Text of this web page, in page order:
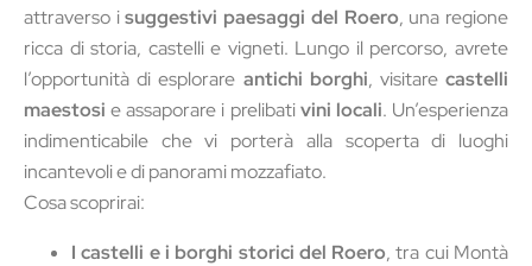
attraverso isuggestivi paesaggi del Roero, una regione
ricca di storia, castelli e vigneti. Lungo il percorso, avrete
l’opportunità di esplorare antichi borghi, visitarecastelli
maestosi e assaporare i prelibativini locali. Un’esperienza
indimenticabile che vi porterà alla scoperta di luoghi
incantevoli e di panorami mozzafiato.
Cosa scoprirai:
I castelli e i borghi storici del Roero, tra cui Montà